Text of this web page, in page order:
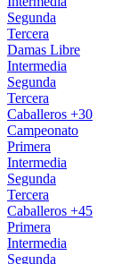
Segunda
Tercera
Damas Libre
Intermedia
Segunda
Tercera
Caballeros +30
Campeonato
Primera
Intermedia
Segunda
Tercera
Caballeros +45
Primera
Intermedia
Segunda